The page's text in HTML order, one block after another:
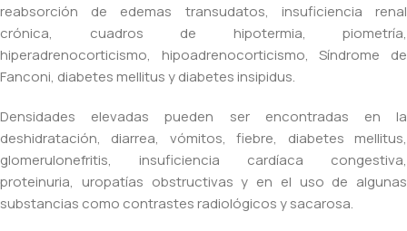
reabsorción de edemas transudatos, insuficiencia renal
crónica, cuadros de hipotermia, piometría,
hiperadrenocorticismo, hipoadrenocorticismo, Síndrome de
Fanconi, diabetes mellitus y diabetes insipidus.
Densidades elevadas pueden ser encontradas en la
deshidratación, diarrea, vómitos, fiebre, diabetes mellitus,
glomerulonefritis, insuficiencia cardíaca congestiva,
proteinuria, uropatías obstructivas y en el uso de algunas
substancias como contrastes radiológicos y sacarosa.